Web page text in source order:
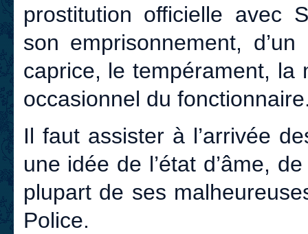
prostitution officielle avec
son emprisonnement,
caprice, le tempérament, la
occasionnel du
Il faut assister à l’arrivée
une idée de l’état d’âme,
plupart de ses
Police.